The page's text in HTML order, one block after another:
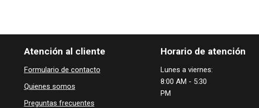
Horario de atención
Lunes a viernes:
8:00 AM - 5:30
PM
Atención al cliente
Formulario de contacto
Quienes ​som​​​os
Preguntas frecuentes